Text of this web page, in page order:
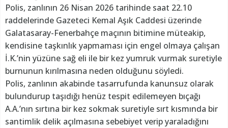
Polis, zanlının 26 Nisan 2026 tarihinde saat 22.10
raddelerinde Gazeteci Kemal Aşık Caddesi üzerinde
Galatasaray-Fenerbahçe maçının bitimine müteakip,
kendisine taşkınlık yapmaması için engel olmaya çalışan
İ.K.’nin yüzüne sağ eli ile bir kez yumruk vurmak suretiyle
burnunun kırılmasına neden olduğunu söyledi.
Polis, zanlının akabinde tasarrufunda kanunsuz olarak
bulundurup taşıdığı henüz tespit edilemeyen bıçağı
A.A.’nın sırtına bir kez sokmak suretiyle sırt kısmında bir
santimlik delik açılmasına sebebiyet verip yaraladığını